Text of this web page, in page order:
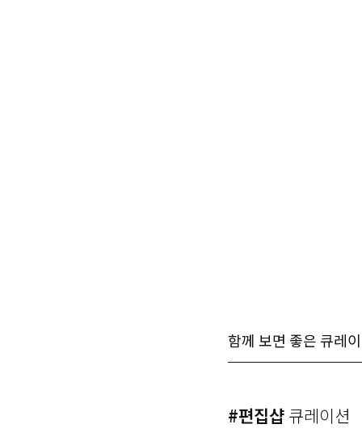
함께 보면 좋은 큐레
#편집샵 큐레이션